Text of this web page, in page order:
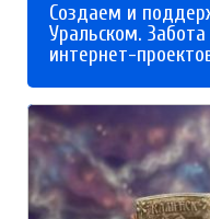
Создаем и
Уральском.
интернет-